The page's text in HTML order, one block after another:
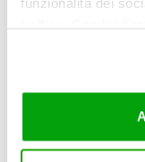
di analisi dei dati
potrebbero
fornito loro o che
cookie consultare